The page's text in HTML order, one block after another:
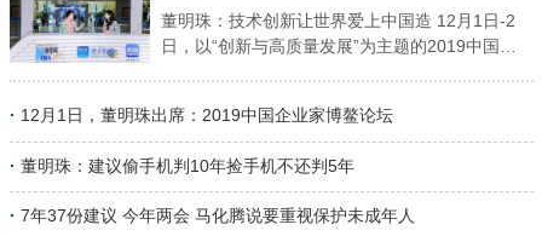
董明珠：技术创新让世界爱上中国造 12月1日-2
日，以“创新与高质量发展”为主题的2019中国企
新华网专访时说，高质量发展，在中国制造业的
进程中是必须实现的。董明珠补充道：“今天提出
高质量发展，我认为有很多企业已经具备相应条
控其产品品质，消费升级带动消费者转向高质量
· 12月1日，董明珠出席：2019中国企业家博鳌论坛
· 董明珠：建议偷手机判10年捡手机不还判5年
· 7年37份建议 今年两会 马化腾说要重视保护未成年人